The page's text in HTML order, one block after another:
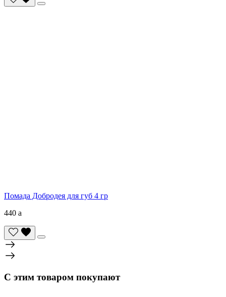
Помада Добродея для губ 4 гр
440 a
С этим товаром покупают